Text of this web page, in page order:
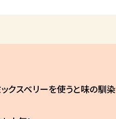
クスベリーを使うと味の馴染